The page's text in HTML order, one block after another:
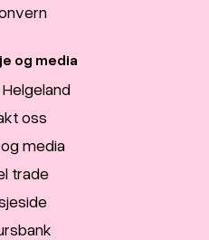
og media
oss
media
trade